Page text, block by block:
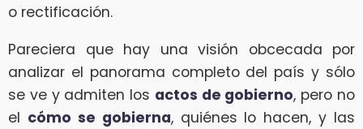
o rectificación.
Pareciera que hay una visión obcecada por
analizar el panorama completo del país y sólo
se ve y admiten los actos de gobierno, pero no
el cómo se gobierna, quiénes lo hacen, y las